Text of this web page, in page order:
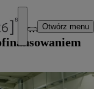
Otwórz menu